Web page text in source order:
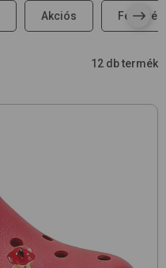
Akciós
12 db termék